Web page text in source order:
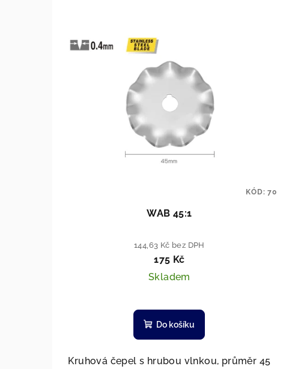
WAB 45:1
144,63 Kč bez DPH
175 Kč
Skladem
Do košíku
Kruhová čepel s hrubou vlnkou, průměr 45
KÓD:70